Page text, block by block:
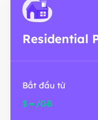
Residential
Bắt đầu từ
$- /GB